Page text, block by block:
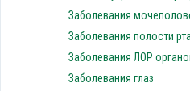
Заболевания
Заболевания полости рта
Заболевания ЛОР
Заболевания глаз